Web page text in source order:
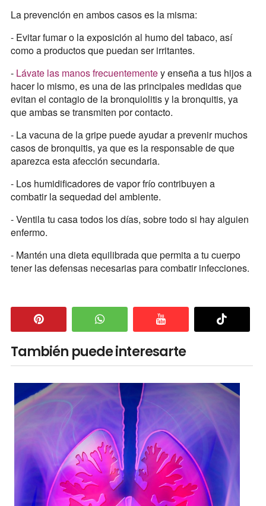
La prevención en ambos casos es la misma:
- Evitar fumar o la exposición al humo del tabaco, así
como a productos que puedan ser irritantes.
- Lávate las manos frecuentementey enseña a tus hijos a
hacer lo mismo, es una de las principales medidas que
evitan el contagio de la bronquiolitis y la bronquitis, ya
que ambas se transmiten por contacto.
- La vacuna de la gripe puede ayudar a prevenir muchos
casos de bronquitis, ya que es la responsable de que
aparezca esta afección secundaria.
- Los humidificadores de vapor frío contribuyen a
combatir la sequedad del ambiente.
- Ventila tu casa todos los días, sobre todo si hay alguien
enfermo.
- Mantén una dieta equilibrada que permita a tu cuerpo
tener las defensas necesarias para combatir infecciones.
También puede interesarte